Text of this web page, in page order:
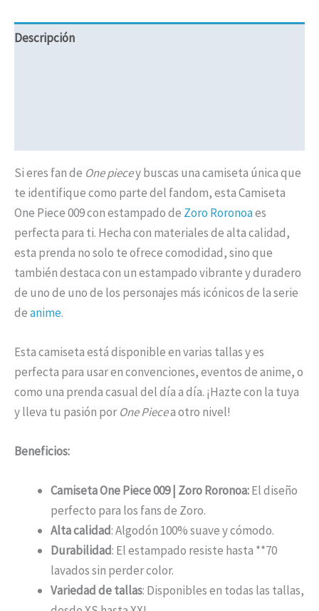
Descripción
Si eres fan de One piecey buscas una camiseta única que
te identifique como parte del fandom, esta Camiseta
One Piece 009 con estampado de Zoro Roronoaes
perfecta para ti. Hecha con materiales de alta calidad,
esta prenda no solo te ofrece comodidad, sino que
también destaca con un estampado vibrante y duradero
de uno de uno de los personajes más icónicos de la serie
deanime.
Esta camiseta está disponible en varias tallas y es
perfecta para usar en convenciones, eventos de anime, o
como una prenda casual del día a día. ¡Hazte con la tuya
y lleva tu pasión porOne Piecea otro nivel!
Beneficios:
Camiseta One Piece 009 | Zoro Roronoa:El diseño
perfecto para los fans de Zoro.
Alta calidad: Algodón 100% suave y cómodo.
Durabilidad: El estampado resiste hasta **70
lavados sin perder color.
Variedad de tallas: Disponibles en todas las tallas,